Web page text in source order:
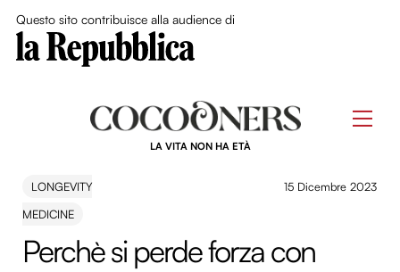
Questo sito contribuisce alla audience di
LA VITA NON HA ETÀ
LONGEVITY
MEDICINE
15 Dicembre 2023
Perchè si perde forza con